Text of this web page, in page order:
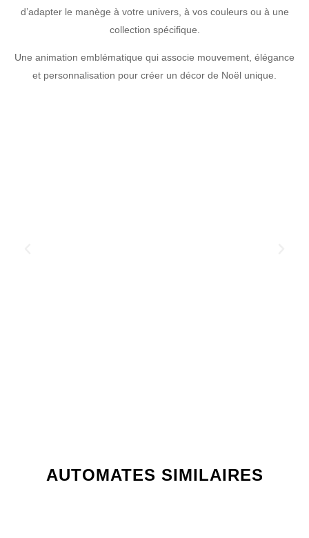
d’adapter le manège à votre univers, à vos couleurs ou à une
collection spécifique.
Une animation emblématique qui associe mouvement, élégance
et personnalisation pour créer un décor de Noël unique.
AUTOMATES SIMILAIRES